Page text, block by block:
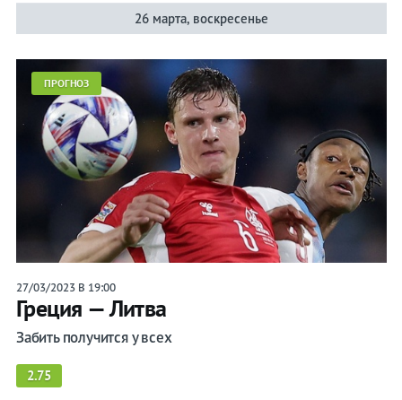
26 марта, воскресенье
ПРОГНОЗ
27/03/2023 В 19:00
Греция — Литва
Забить получится у всех
2.75